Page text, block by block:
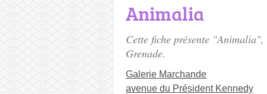
Animalia
Cette fiche présente
Grenade.
Galerie Marchande
avenue du Président Kennedy